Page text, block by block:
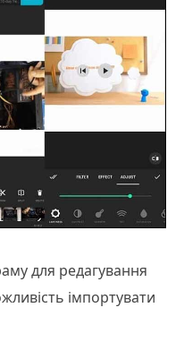
для редагування
імпортувати